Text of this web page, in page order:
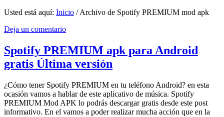
Usted está aquí: Inicio /Archivo de Spotify PREMIUM mod apk
Deja un comentario
Spotify PREMIUM apk para Android
gratis Última versión
¿Cómo tener Spotify PREMIUM en tu teléfono Android? en esta
ocasión vamos a hablar de este aplicativo de música. Spotify
PREMIUM Mod APK lo podrás descargar gratis desde este post
informativo. En el vamos a poder realizar mucha acción que en la